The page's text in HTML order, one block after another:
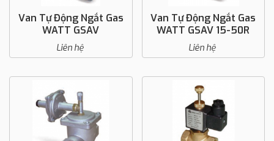
Van Tự Động Ngắt Gas
WATT GSAV
Liên hệ
Van Tự Động Ngắt Gas
WATT GSAV 15-50R
Liên hệ